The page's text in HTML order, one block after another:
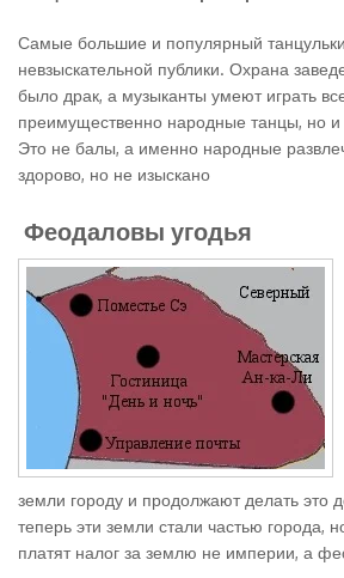
Самые большие и популярный
невзыскательной публики. Охрана
было драк, а музыканты умеют играть
преимущественно народные танцы, но и
Это не балы, а именно народные
здорово, но не изыскано
Феодаловы угодья
земли городу и продолжают делать это
теперь эти земли стали частью города,
платят налог за землю не империи, а